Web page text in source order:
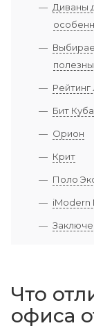
Диваны
Бит Куба
Орион
Крит
Поло
iModern
Что
офиса